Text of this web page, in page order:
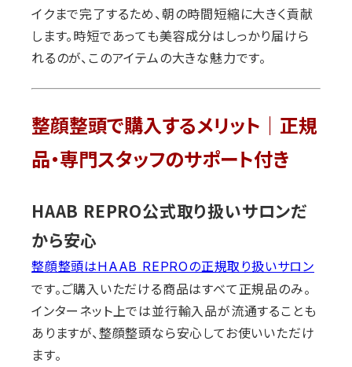
イクまで完了するため、朝の時間短縮に大きく貢献
します。時短であっても美容成分はしっかり届けら
れるのが、このアイテムの大きな魅力です。
整顔整頭で購入するメリット｜正規
品・専門スタッフのサポート付き
HAAB REPRO公式取り扱いサロンだ
から安心
整顔整頭はHAAB REPROの正規取り扱いサロン
です。ご購入いただける商品はすべて正規品のみ。
インターネット上では並行輸入品が流通することも
ありますが、整顔整頭なら安心してお使いいただけ
ます。